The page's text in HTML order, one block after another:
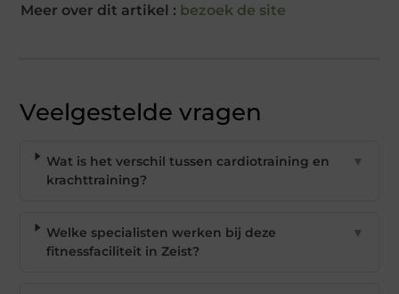
Meer over dit artikel : bezoek de site
Veelgestelde vragen
Wat is het verschil tussen cardiotraining en
krachttraining?
▼
Welke specialisten werken bij deze
fitnessfaciliteit in Zeist?
▼